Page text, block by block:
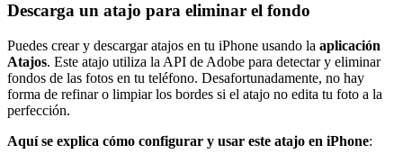
Descarga un atajo para eliminar el fondo
Puedes crear y descargar atajos en tu iPhone usando la aplicación
Atajos. Este atajo utiliza la API de Adobe para detectar y eliminar
fondos de las fotos en tu teléfono. Desafortunadamente, no hay
forma de refinar o limpiar los bordes si el atajo no edita tu foto a la
perfección.
Aquí se explica cómo configurar y usar este atajo en iPhone: